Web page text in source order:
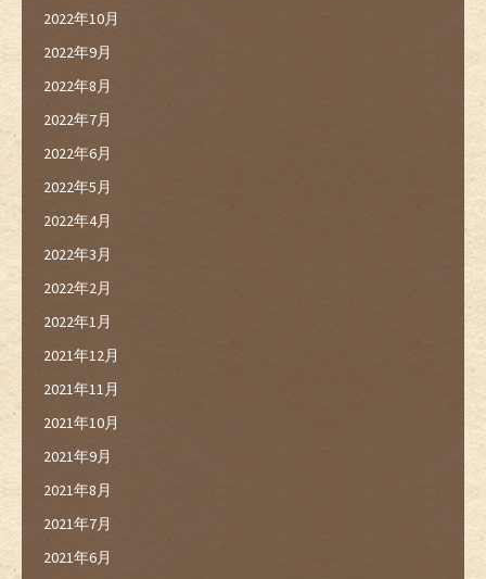
2022年10月
2022年9月
2022年8月
2022年7月
2022年6月
2022年5月
2022年4月
2022年3月
2022年2月
2022年1月
2021年12月
2021年11月
2021年10月
2021年9月
2021年8月
2021年7月
2021年6月